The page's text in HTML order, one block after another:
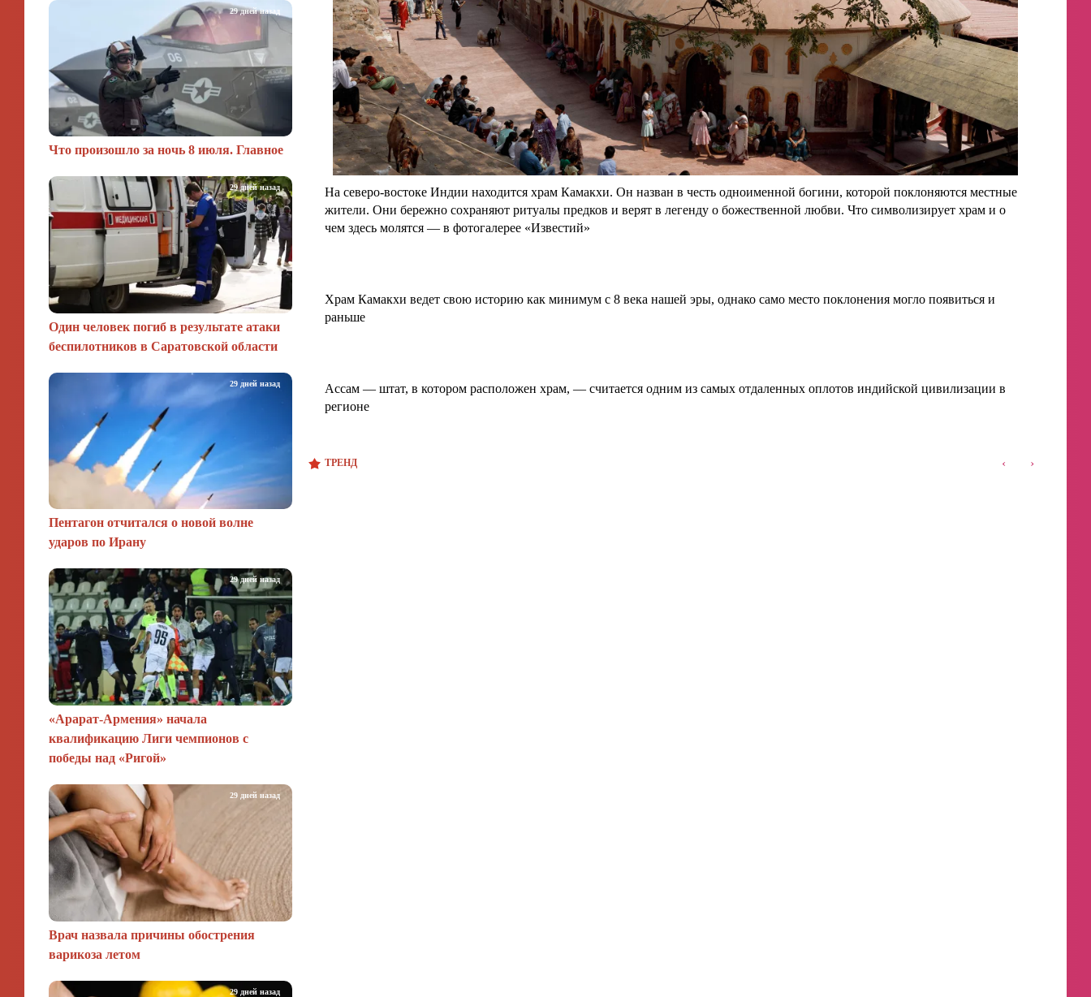
Что произошло за ночь 8 июля. Главное
29 дней назад
Один человек погиб в результате атаки
беспилотников в Саратовской области
29 дней назад
Пентагон отчитался о новой волне
ударов по Ирану
29 дней назад
«Арарат‑Армения» начала
квалификацию Лиги чемпионов с
победы над «Ригой»
29 дней назад
Врач назвала причины обострения
варикоза летом
29 дней назад
29 дней назад
На северо-востоке Индии находится храм Камакхи. Он назван в честь одноименной богини, которой поклоняются местные
жители. Они бережно сохраняют ритуалы предков и верят в легенду о божественной любви. Что символизирует храм и о
чем здесь молятся — в фотогалерее «Известий»
Храм Камакхи ведет свою историю как минимум с 8 века нашей эры, однако само место поклонения могло появиться и
раньше
Ассам — штат, в котором расположен храм, — считается одним из самых отдаленных оплотов индийской цивилизации в
регионе
ТРЕНД ‹ ›